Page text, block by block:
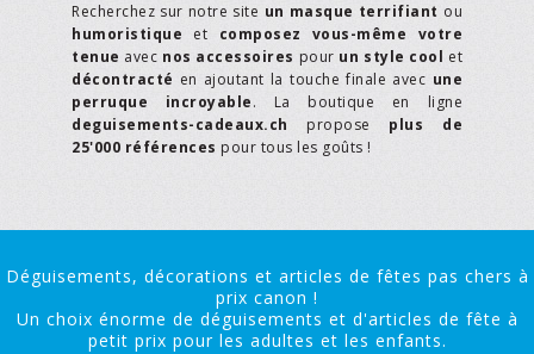
Recherchez sur notre site un masque terrifiant ou
humoristique et composez vous-même votre
tenue avec nos accessoires pour un style cool et
décontracté en ajoutant la touche finale avec une
perruque incroyable. La boutique en ligne
deguisements-cadeaux.ch propose plus de
25'000 références pour tous les goûts !
Déguisements, décorations et articles de fêtes pas chers à
prix canon !
Un choix énorme de déguisements et d'articles de fête à
petit prix pour les adultes et les enfants.